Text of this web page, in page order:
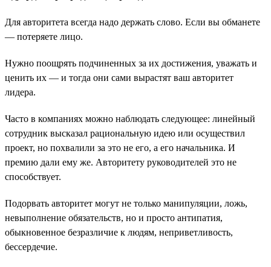
Для авторитета всегда надо держать слово. Если вы обманете
— потеряете лицо.
Нужно поощрять подчиненных за их достижения, уважать и
ценить их — и тогда они сами вырастят ваш авторитет
лидера.
Часто в компаниях можно наблюдать следующее: линейный
сотрудник высказал рациональную идею или осуществил
проект, но похвалили за это не его, а его начальника. И
премию дали ему же. Авторитету руководителей это не
способствует.
Подорвать авторитет могут не только манипуляции, ложь,
невыполнение обязательств, но и просто антипатия,
обыкновенное безразличие к людям, неприветливость,
бессердечие.